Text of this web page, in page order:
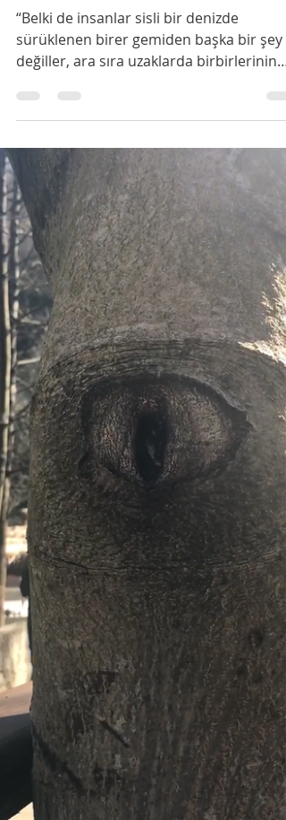
hüma
Kıyısında denizin...
“Belki de insanlar sisli bir denizde
sürüklenen birer gemiden başka bir şey
değiller, ara sıra uzaklarda birbirlerinin
ışıklarını...